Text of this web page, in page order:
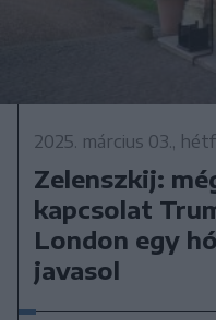
2025. március 03.,
Zelenszkij:
kapcsolat
London egy
javasol